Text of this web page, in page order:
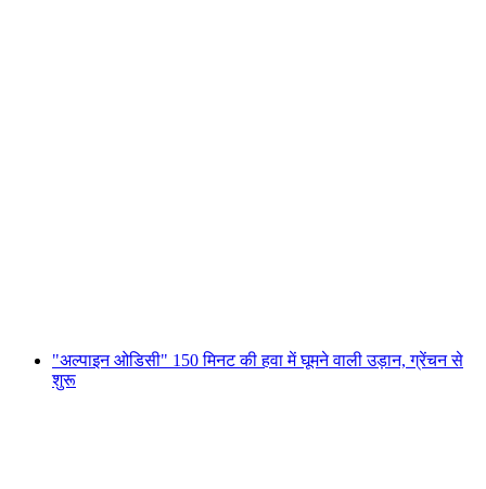
"अल्पाइन ओडिसी" 150 मिनट की हवा में घूमने वाली उड़ान, ग्रेंचन से
शुरू